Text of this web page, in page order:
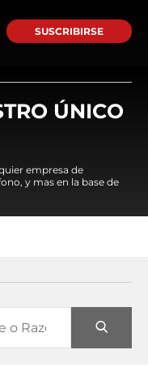
SUSCRIBIRSE
ÚNICO
empresa de
y mas en la base de